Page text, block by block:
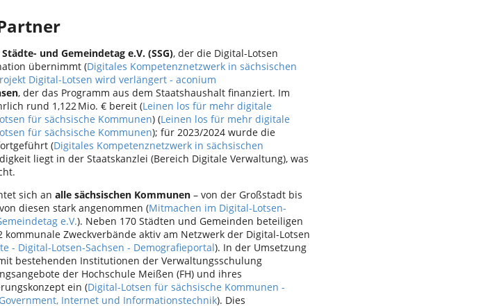
und Gemeindetag e.V. (SSG), der die Digital-Lotsen
übernimmt (Digitales Kompetenznetzwerk in sächsischen
Digital-Lotsen wird verlängert - aconium
, der das Programm aus dem Staatshaushalt finanziert. Im
rund 1,122 Mio. € bereit (Leinen los für mehr digitale
für sächsische Kommunen) (Leinen los für mehr digitale
für sächsische Kommunen); für 2023/2024 wurde die
(Digitales Kompetenznetzwerk in sächsischen
liegt in der Staatskanzlei (Bereich Digitale Verwaltung), was
sich an alle sächsischen Kommunen – von der Großstadt bis
diesen stark angenommen (Mitmachen im Digital-Lotsen-
e.V.). Neben 170 Städten und Gemeinden beteiligen
kommunale Zweckverbände aktiv am Netzwerk der Digital-Lotsen
- Digital-Lotsen-Sachsen - Demografieportal). In der Umsetzung
bestehenden Institutionen der Verwaltungsschulung
der Hochschule Meißen (FH) und ihres
ein (Digital-Lotsen für sächsische Kommunen -
Internet und Informationstechnik). Dies